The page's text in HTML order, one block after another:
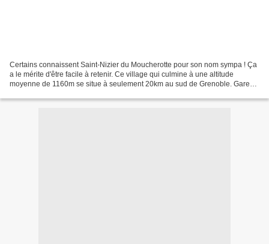
Certains connaissent Saint-Nizier du Moucherotte pour son nom sympa ! Ça
a le mérite d'être facile à retenir. Ce village qui culmine à une altitude
moyenne de 1160m se situe à seulement 20km au sud de Grenoble. Gare